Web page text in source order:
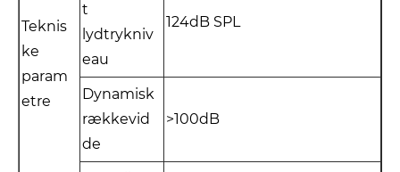
Teknis
ke
param
etre
t
lydtrykniv
eau
124dB SPL
Dynamisk
rækkevid
de
>100dB